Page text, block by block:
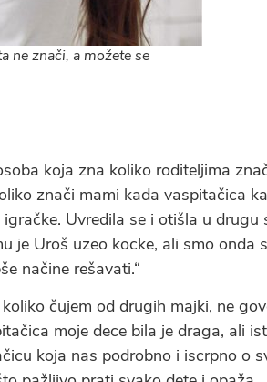
ne znači, a možete se
koja zna koliko roditeljima
znači mami kada vaspitačica
Uvredila se i otišla u drugu
je Uroš uzeo kocke, ali smo onda
načine rešavati.“
čujem od drugih majki, ne
moje dece bila je draga, ali
koja nas podrobno i iscrpno o